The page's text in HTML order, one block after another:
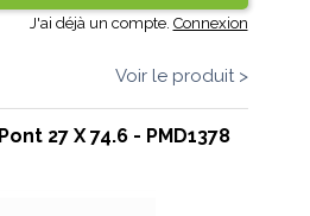
J'ai déjà un compte. Connexion
Voir le produit >
27 X 74.6 - PMD1378